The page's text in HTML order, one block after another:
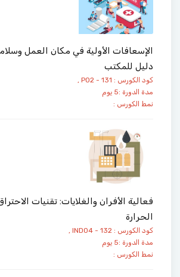
الإسعافات الأولية في مكان العمل
دليل للمكتب
كود الكورس : PO2 - 131 ,
مدة الدورة :5 يوم
نمط الكورس :
فعالية الأفران والغلايات: تقنيات
الحرارة
كود الكورس : IND04 - 132 ,
مدة الدورة :5 يوم
نمط الكورس :